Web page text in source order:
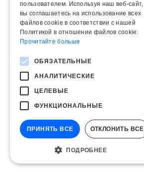
пользователем. Используя наш веб-сайт,
вы соглашаетесь на использование всех
файлов cookie в соответствии с нашей
Политикой в ​​отношении файлов cookie.
Прочитайте больше
ОБЯЗАТЕЛЬНЫЕ
АНАЛИТИЧЕСКИЕ
ЦЕЛЕВЫЕ
ФУНКЦИОНАЛЬНЫЕ
ПРИНЯТЬ ВСЕ ОТКЛОНИТЬ ВСЕ
ПОДРОБНЕЕ